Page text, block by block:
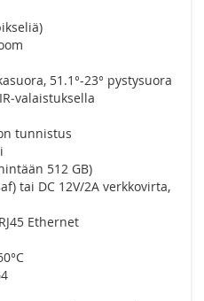
51.1°-23° pystysuora
tunnistus
512 GB)
tai DC 12V/2A verkkovirta,
Ethernet